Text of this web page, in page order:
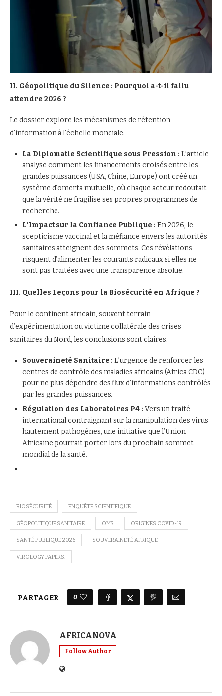
II. Géopolitique du Silence : Pourquoi a-t-il fallu
attendre 2026 ?
Le dossier explore les mécanismes de rétention
d’information à l’échelle mondiale.
La Diplomatie Scientifique sous Pression : L’article
analyse comment les financements croisés entre les
grandes puissances (USA, Chine, Europe) ont créé un
système d’omerta mutuelle, où chaque acteur redoutait
que la vérité ne fragilise ses propres programmes de
recherche.
L’Impact sur la Confiance Publique : En 2026, le
scepticisme vaccinal et la méfiance envers les autorités
sanitaires atteignent des sommets. Ces révélations
risquent d’alimenter les courants radicaux si elles ne
sont pas traitées avec une transparence absolue.
III. Quelles Leçons pour la Biosécurité en Afrique ?
Pour le continent africain, souvent terrain
d’expérimentation ou victime collatérale des crises
sanitaires du Nord, les conclusions sont claires.
Souveraineté Sanitaire : L’urgence de renforcer les
centres de contrôle des maladies africains (Africa CDC)
pour ne plus dépendre des flux d’informations contrôlés
par les grandes puissances.
Régulation des Laboratoires P4 : Vers un traité
international contraignant sur la manipulation des virus
hautement pathogènes, une initiative que l’Union
Africaine pourrait porter lors du prochain sommet
mondial de la santé.
BIOSÉCURITÉ ENQUÊTE SCIENTIFIQUE
GÉOPOLITIQUE SANITAIRE OMS ORIGINES COVID-19
SANTÉ PUBLIQUE 2026 SOUVERAINETÉ AFRIQUE
VIROLOGY PAPERS.
PARTAGER 0
AFRICANOVA
Follow Author